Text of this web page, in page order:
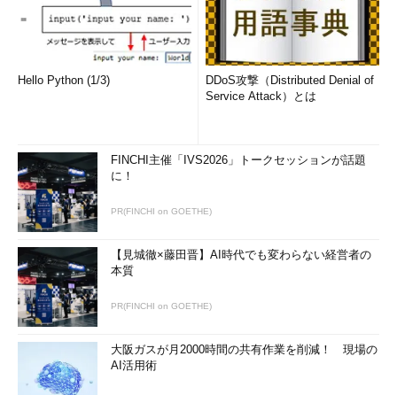
Hello Python (1/3)
DDoS攻撃（Distributed Denial of
Service Attack）とは
FINCHI主催「IVS2026」トークセッションが話題
に！
PR(FINCHI on GOETHE)
【見城徹×藤田晋】AI時代でも変わらない経営者の
本質
PR(FINCHI on GOETHE)
大阪ガスが月2000時間の共有作業を削減！ 現場の
AI活用術